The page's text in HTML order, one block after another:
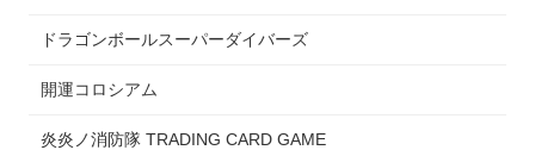
ドラゴンボールスーパーダイバーズ
開運コロシアム
炎炎ノ消防隊 TRADING CARD GAME